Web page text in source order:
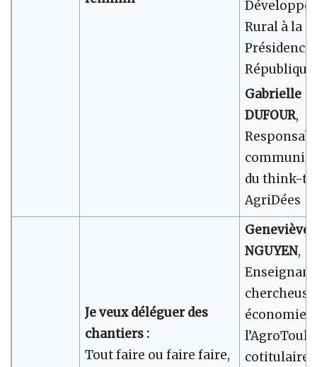
Rural à la
Présidence
République
Gabrielle
DUFOUR,
du think-
AgriDées
Je veux déléguer des
chantiers :
Tout faire ou faire faire,
Geneviève
NGUYEN,
économie à
cotitulaire